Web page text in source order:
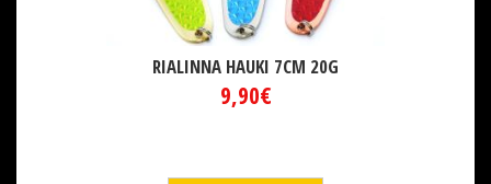
RIALINNA HAUKI 7CM 20G
9,90€